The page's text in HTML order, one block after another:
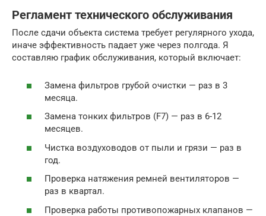
Регламент технического обслуживания
После сдачи объекта система требует регулярного ухода,
иначе эффективность падает уже через полгода. Я
составляю график обслуживания, который включает:
Замена фильтров грубой очистки — раз в 3
месяца.
Замена тонких фильтров (F7) — раз в 6-12
месяцев.
Чистка воздуховодов от пыли и грязи — раз в
год.
Проверка натяжения ремней вентиляторов —
раз в квартал.
Проверка работы противопожарных клапанов —